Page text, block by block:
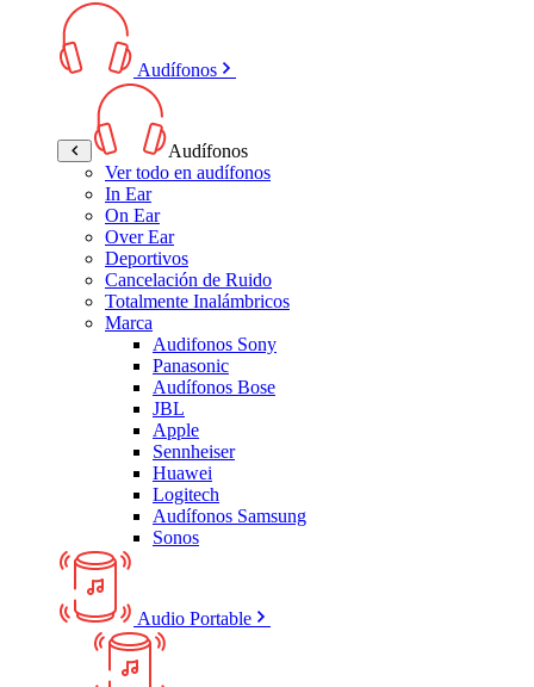
Audífonos
Audífonos
Ver todo en audífonos
In Ear
On Ear
Over Ear
Deportivos
Cancelación de Ruido
Totalmente Inalámbricos
Marca
Audifonos Sony
Panasonic
Audífonos Bose
JBL
Apple
Sennheiser
Huawei
Logitech
Audífonos Samsung
Sonos
Audio Portable